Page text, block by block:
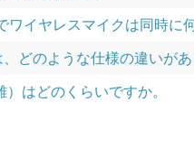
イヤレスマイクは同時に
どのような仕様の違いがあ
はどのくらいですか。